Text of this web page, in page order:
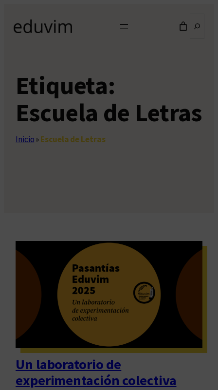
contenido
Etiqueta:
Escuela de Letras
Inicio»Escuela de Letras
Un laboratorio de
experimentación colectiva